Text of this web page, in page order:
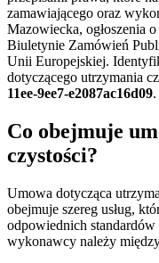
zamawiającego oraz
Mazowiecka, ogłoszenia
Biuletynie Zamówień
Unii Europejskiej.
dotyczącego utrzymania
11ee-9ee7-e2087ac16d09.
Co obejmuje
czystości?
Umowa dotycząca
obejmuje szereg usług,
odpowiednich
wykonawcy należy